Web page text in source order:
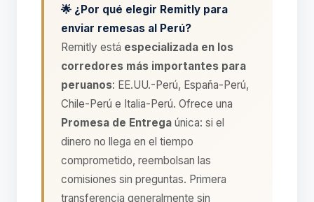
🌟 ¿Por qué elegir Remitly para
enviar remesas al Perú?
Remitly está especializada en los
corredores más importantes para
peruanos: EE.UU.-Perú, España-Perú,
Chile-Perú e Italia-Perú. Ofrece una
Promesa de Entrega única: si el
dinero no llega en el tiempo
comprometido, reembolsan las
comisiones sin preguntas. Primera
transferencia generalmente sin